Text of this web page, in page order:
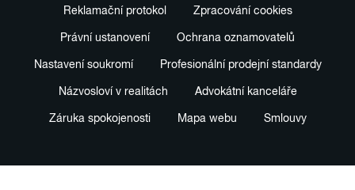
Reklamační protokol Zpracování cookies
Právní ustanovení Ochrana oznamovatelů
Nastavení soukromí Profesionální prodejní standardy
Názvosloví v realitách Advokátní kanceláře
Záruka spokojenosti Mapa webu Smlouvy